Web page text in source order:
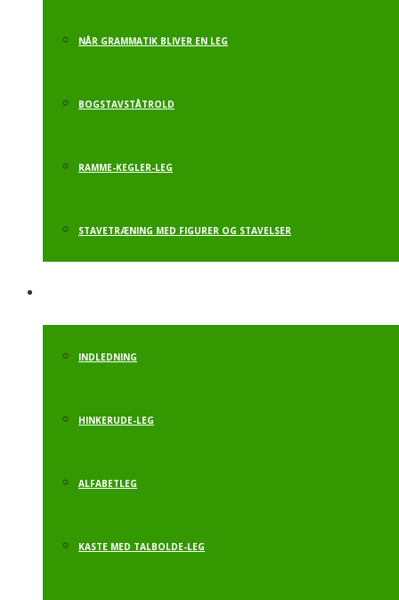
NÅR GRAMMATIK BLIVER EN LEG
BOGSTAVSTÅTROLD
RAMME-KEGLER-LEG
STAVETRÆNING MED FIGURER OG STAVELSER
INDLEDNING
HINKERUDE-LEG
ALFABETLEG
KASTE MED TALBOLDE-LEG